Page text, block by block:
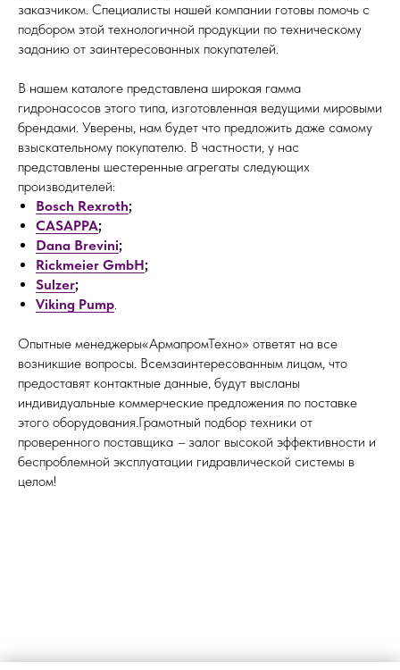
заказчиком. Специалисты нашей компании готовы помочь с
подбором этой технологичной продукции по техническому
заданию от заинтересованных покупателей.
В нашем каталоге представлена широкая гамма
гидронасосов этого типа, изготовленная ведущими мировыми
брендами. Уверены, нам будет что предложить даже самому
взыскательному покупателю. В частности, у нас
представлены шестеренные агрегаты следующих
производителей:
Bosch Rexroth;
CASAPPA;
Dana Brevini;
Rickmeier GmbH;
Sulzer;
Viking Pump.
Опытные менеджеры«АрмапромТехно» ответят на все
возникшие вопросы. Всемзаинтересованным лицам, что
предоставят контактные данные, будут высланы
индивидуальные коммерческие предложения по поставке
этого оборудования.Грамотный подбор техники от
проверенного поставщика –залог высокой эффективности и
беспроблемной эксплуатации гидравлической системы в
целом!